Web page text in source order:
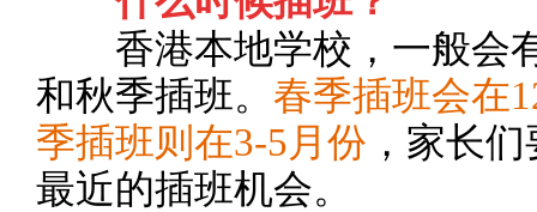
香港本地学校，一般会
和秋季插班。 春季插班会在
季插班则在3-5月份 ，家长
最近的插班机会。